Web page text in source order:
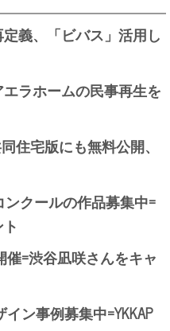
義、「ビバス」活用し
ラホームの民事再生を
住宅版にも無料公開、
クールの作品募集中=
催=渋谷凪咲さんをキャ
ン事例募集中=YKKAP